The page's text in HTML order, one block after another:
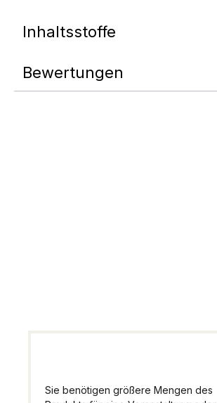
Inhaltsstoffe
Bewertungen
Sie benötigen größere Mengen des